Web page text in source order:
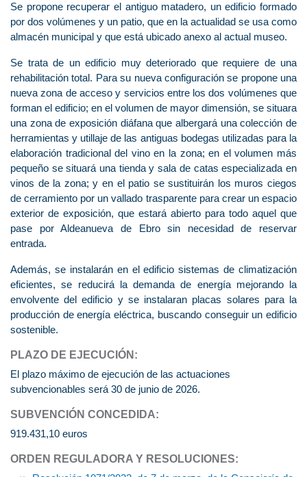
Se propone recuperar el antiguo matadero, un edificio formado
por dos volúmenes y un patio, que en la actualidad se usa como
almacén municipal y que está ubicado anexo al actual museo.
Se trata de un edificio muy deteriorado que requiere de una
rehabilitación total. Para su nueva configuración se propone una
nueva zona de acceso y servicios entre los dos volúmenes que
forman el edificio; en el volumen de mayor dimensión, se situara
una zona de exposición diáfana que albergará una colección de
herramientas y utillaje de las antiguas bodegas utilizadas para la
elaboración tradicional del vino en la zona; en el volumen más
pequeño se situará una tienda y sala de catas especializada en
vinos de la zona; y en el patio se sustituirán los muros ciegos
de cerramiento por un vallado trasparente para crear un espacio
exterior de exposición, que estará abierto para todo aquel que
pase por Aldeanueva de Ebro sin necesidad de reservar
entrada.
Además, se instalarán en el edificio sistemas de climatización
eficientes, se reducirá la demanda de energía mejorando la
envolvente del edificio y se instalaran placas solares para la
producción de energía eléctrica, buscando conseguir un edificio
sostenible.
PLAZO DE EJECUCIÓN:
El plazo máximo de ejecución de las actuaciones
subvencionables será 30 de junio de 2026.
SUBVENCIÓN CONCEDIDA:
919.431,10 euros
ORDEN REGULADORA Y RESOLUCIONES: